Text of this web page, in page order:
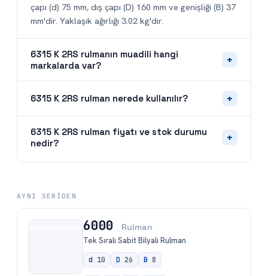
çapı (d) 75 mm, dış çapı (D) 160 mm ve genişliği (B) 37
mm'dir. Yaklaşık ağırlığı 3.02 kg'dır.
6315 K 2RS rulmanın muadili hangi
markalarda var?
+
6315 K 2RS rulman nerede kullanılır? +
6315 K 2RS rulman fiyatı ve stok durumu
nedir?
+
AYNI SERIDEN
6000 Rulman
Tek Sıralı Sabit Bilyalı Rulman
d 10 D 26 B 8